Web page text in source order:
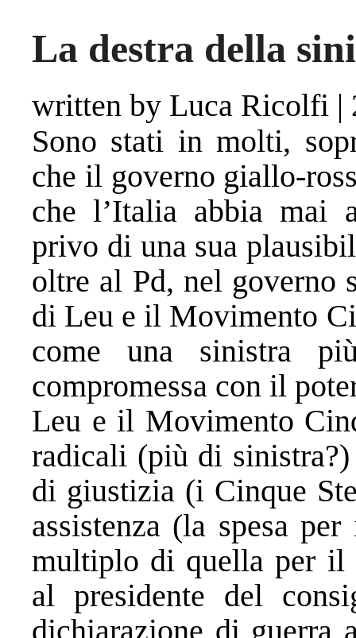
La destra della
written by Luca Ricolfi |
Sono stati in molti,
che il governo giallo-
che l’Italia abbia mai
privo di una sua
oltre al Pd, nel governo
di Leu e il Movimento
come una sinistra
compromessa con il
Leu e il Movimento
radicali (più di
di giustizia (i Cinque
assistenza (la spesa
multiplo di quella per il
al presidente del
dichiarazione di guerra